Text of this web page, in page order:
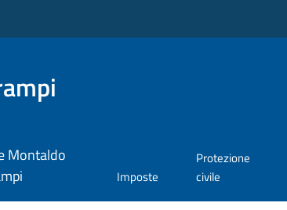
Montaldo
Imposte
Protezione
civile